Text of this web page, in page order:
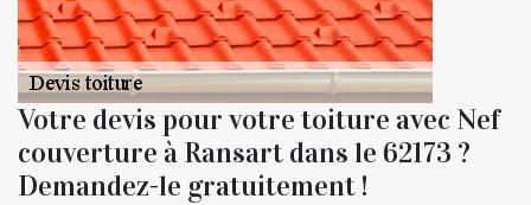
Votre devis pour votre toiture avec Nef
couverture à Ransart dans le 62173 ?
Demandez-le gratuitement !